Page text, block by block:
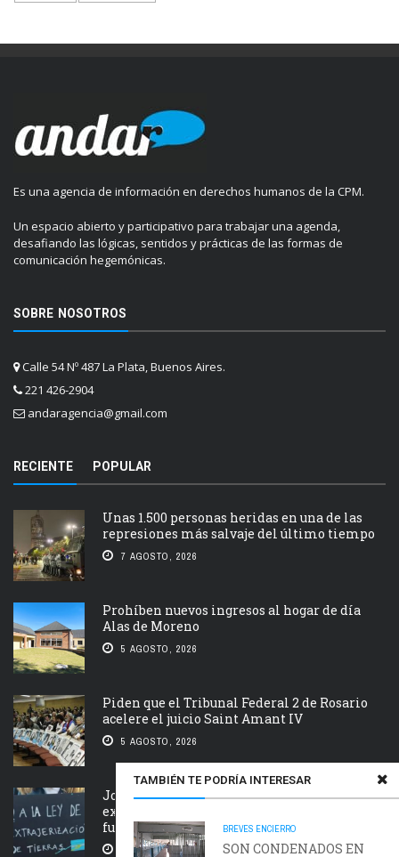
TAMBIÉN TE PODRÍA INTERESAR
BREVES ENCIERRO
SON CONDENADOS EN
Es una agencia de información en derechos humanos de la CPM.
Un espacio abierto y participativo para trabajar una agenda,
desafiando las lógicas, sentidos y prácticas de las formas de
comunicación hegemónicas.
SOBRE NOSOTROS
Calle 54 Nº 487 La Plata, Buenos Aires.
221 426-2904
andaragencia@gmail.com
RECIENTE POPULAR
Unas 1.500 personas heridas en una de las
represiones más salvaje del último tiempo
7 AGOSTO, 2026
Prohíben nuevos ingresos al hogar de día
Alas de Moreno
5 AGOSTO, 2026
Piden que el Tribunal Federal 2 de Rosario
acelere el juicio Saint Amant IV
5 AGOSTO, 2026
Jornada nacional en rechazo a la
extranjerización de tierras, manejo del
fuego y desalojos
5 AGOSTO, 2026